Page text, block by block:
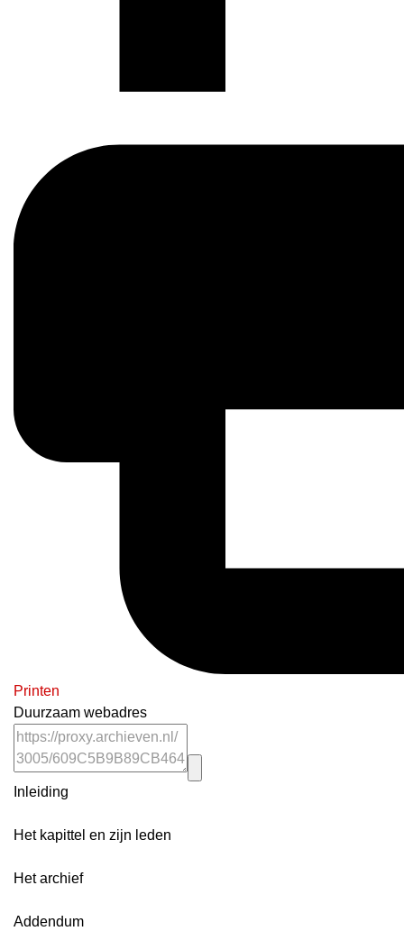
Printen
Duurzaam webadres
Inleiding
Het kapittel en zijn leden
Het archief
Addendum